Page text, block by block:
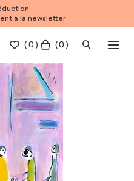
à la newsletter
(0 ) ( 0 )